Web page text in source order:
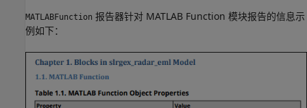
MATLABFunction 报告器针对 MATLAB Function 模块报告的信息示
例如下：